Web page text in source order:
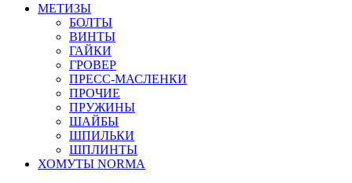
МЕТИЗЫ
БОЛТЫ
ВИНТЫ
ГАЙКИ
ГРОВЕР
ПРЕСС-МАСЛЕНКИ
ПРОЧИЕ
ПРУЖИНЫ
ШАЙБЫ
ШПИЛЬКИ
ШПЛИНТЫ
ХОМУТЫ NORMA